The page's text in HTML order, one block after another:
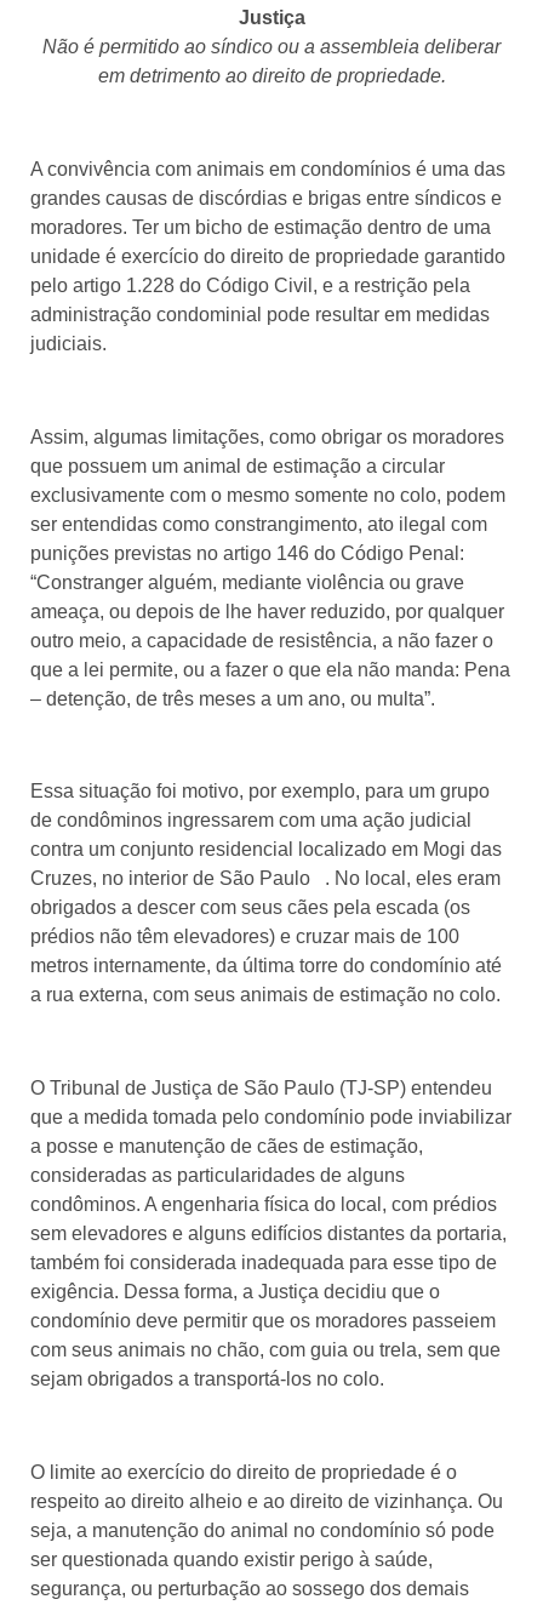
Justiça
Não é permitido ao síndico ou a assembleia deliberar
em detrimento ao direito de propriedade.
A convivência com animais em condomínios é uma das
grandes causas de discórdias e brigas entre síndicos e
moradores. Ter um bicho de estimação dentro de uma
unidade é exercício do direito de propriedade garantido
pelo artigo 1.228 do Código Civil, e a restrição pela
administração condominial pode resultar em medidas
judiciais.
Assim, algumas limitações, como obrigar os moradores
que possuem um animal de estimação a circular
exclusivamente com o mesmo somente no colo, podem
ser entendidas como constrangimento, ato ilegal com
punições previstas no artigo 146 do Código Penal:
“Constranger alguém, mediante violência ou grave
ameaça, ou depois de lhe haver reduzido, por qualquer
outro meio, a capacidade de resistência, a não fazer o
que a lei permite, ou a fazer o que ela não manda: Pena
– detenção, de três meses a um ano, ou multa”.
Essa situação foi motivo, por exemplo, para um grupo
de condôminos ingressarem com uma ação judicial
contra um conjunto residencial localizado em Mogi das
Cruzes, no interior de São Paulo . No local, eles eram
obrigados a descer com seus cães pela escada (os
prédios não têm elevadores) e cruzar mais de 100
metros internamente, da última torre do condomínio até
a rua externa, com seus animais de estimação no colo.
O Tribunal de Justiça de São Paulo (TJ-SP) entendeu
que a medida tomada pelo condomínio pode inviabilizar
a posse e manutenção de cães de estimação,
consideradas as particularidades de alguns
condôminos. A engenharia física do local, com prédios
sem elevadores e alguns edifícios distantes da portaria,
também foi considerada inadequada para esse tipo de
exigência. Dessa forma, a Justiça decidiu que o
condomínio deve permitir que os moradores passeiem
com seus animais no chão, com guia ou trela, sem que
sejam obrigados a transportá-los no colo.
O limite ao exercício do direito de propriedade é o
respeito ao direito alheio e ao direito de vizinhança. Ou
seja, a manutenção do animal no condomínio só pode
ser questionada quando existir perigo à saúde,
segurança, ou perturbação ao sossego dos demais